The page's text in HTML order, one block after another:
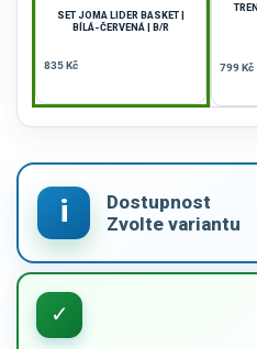
SET JOMA LIDER BASKET |
BÍLÁ-ČERVENÁ | B/R
835 Kč 799 Kč